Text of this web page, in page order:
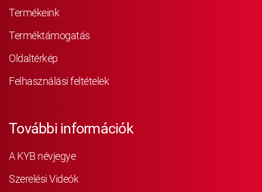
Termékeink
Terméktámogatás
Oldaltérkép
Felhasználási feltételek
További információk
A KYB névjegye
Szerelési Videók